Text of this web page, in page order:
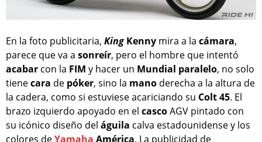
En la foto publicitaria, KingKenny mira a la cámara,
parece que va a sonreír, pero el hombre que intentó
acabar con la FIM y hacer un Mundial paralelo, no solo
tienecara de póker, sino la mano derecha a la altura de
la cadera, como si estuviese acariciando su Colt 45. El
brazo izquierdo apoyado en el cascoAGV pintado con
su icónico diseño del águila calva estadounidense y los
colores deYamaha América. La publicidad de